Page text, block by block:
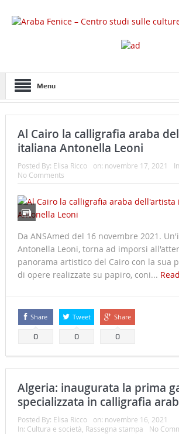
Menu
Al Cairo la calligrafia araba
italiana Antonella Leoni
Posted By: Elisa Ricco on: novembre 17, 2021
No Comments
Da ANSAmed del 16 novembre 2021.
Antonella Leoni, torna ad imporsi
panorama artistico del Cairo con la sua
di opere realizzate su papiro, coni...
Share
0
Tweet
0
Share
0
Algeria: inaugurata la prima
specializzata in calligrafia
Posted By: Elisa Ricco on: novembre 16, 2021
In: Cultura e società Rassegna stampa No